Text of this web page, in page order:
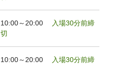
10:00～20:00 入場30分前締
切
10:00～20:00 入場30分前締